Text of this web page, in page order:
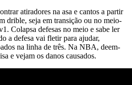
atiradores na asa e cantos a partir
drible, seja em transição ou no meio-
Colapsa defesas no meio e sabe ler
a defesa vai fletir para ajudar,
na linha de três. Na NBA, deem-
e vejam os danos causados.